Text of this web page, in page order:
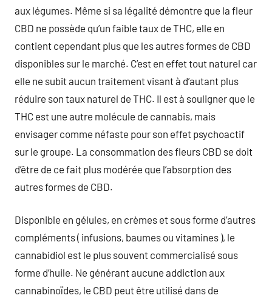
aux légumes. Même si sa légalité démontre que la fleur
CBD ne possède qu’un faible taux de THC, elle en
contient cependant plus que les autres formes de CBD
disponibles sur le marché. C’est en effet tout naturel car
elle ne subit aucun traitement visant à d’autant plus
réduire son taux naturel de THC. Il est à souligner que le
THC est une autre molécule de cannabis, mais
envisager comme néfaste pour son effet psychoactif
sur le groupe. La consommation des fleurs CBD se doit
d’être de ce fait plus modérée que l’absorption des
autres formes de CBD.
Disponible en gélules, en crèmes et sous forme d’autres
compléments ( infusions, baumes ou vitamines ), le
cannabidiol est le plus souvent commercialisé sous
forme d’huile. Ne générant aucune addiction aux
cannabinoïdes, le CBD peut être utilisé dans de